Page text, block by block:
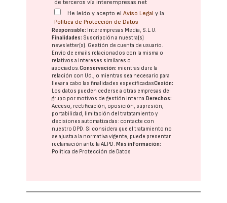
de terceros vía interempresas.net
He leído y acepto elAviso Legal y la
Política de Protección de Datos
Responsable: Interempresas Media, S.L.U.
Finalidades: Suscripción a nuestra(s)
newsletter(s). Gestión de cuenta de usuario.
Envío de emails relacionados con la misma o
relativos a intereses similares o
asociados.Conservación: mientras dure la
relación con Ud., o mientras sea necesario para
llevar a cabo las finalidades especificadasCesión:
Los datos pueden cederse a otras empresas del
grupo por motivos de gestión interna. Derechos:
Acceso, rectificación, oposición, supresión,
portabilidad, limitación del tratatamiento y
decisiones automatizadas: contacte con
nuestro DPD. Si considera que el tratamiento no
se ajusta a la normativa vigente, puede presentar
reclamación ante laAEPD. Más información:
Política de Protección de Datos